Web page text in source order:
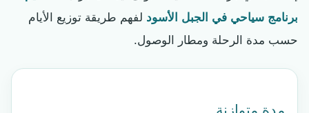
برنامج سياحي في الجبل الأسود لفهم طريقة توزيع الأيام
حسب مدة الرحلة ومطار الوصول.